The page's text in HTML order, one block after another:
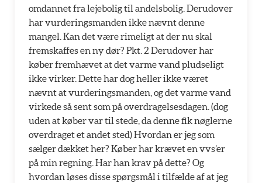
omdannet fra lejebolig til andelsbolig. Derudover
har vurderingsmanden ikke nævnt denne
mangel. Kan det være rimeligt at der nu skal
fremskaffes en ny dør? Pkt. 2 Derudover har
køber fremhævet at det varme vand pludseligt
ikke virker. Dette har dog heller ikke været
nævnt at vurderingsmanden, og det varme vand
virkede så sent som på overdragelsesdagen. (dog
uden at køber var til stede, da denne fik nøglerne
overdraget et andet sted) Hvordan er jeg som
sælger dækket her? Køber har krævet en vvs’er
på min regning. Har han krav på dette? Og
hvordan løses disse spørgsmål i tilfælde af at jeg